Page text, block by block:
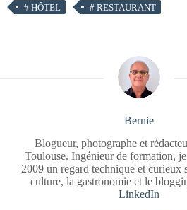
# HÔTEL # RESTAURANT
Bernie
Blogueur, photographe et
Toulouse. Ingénieur de formation,
2009 un regard technique et curieux
culture, la gastronomie et le
LinkedIn